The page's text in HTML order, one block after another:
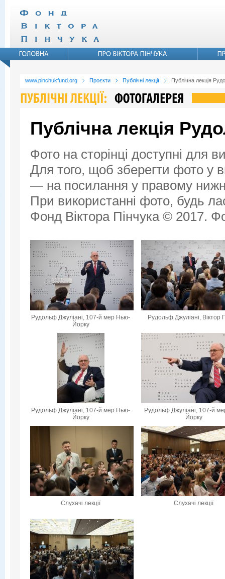
www.pinchukfund.org Проєкти Публічні лекції Публічна лекція
Публічна лекція
Фото на сторінці доступні для
Для того, щоб зберегти фото у
— на посилання у правому
При використанні фото, будь
Фонд Віктора Пінчука © 2017.
Рудольф Джуліані, 107-й мер Нью-
Йорку
Рудольф Джуліані, Віктор
Рудольф Джуліані, 107-й мер Нью-
Йорку
Рудольф Джуліані, 107-й
Йорку
Слухачі лекції Слухачі лекції